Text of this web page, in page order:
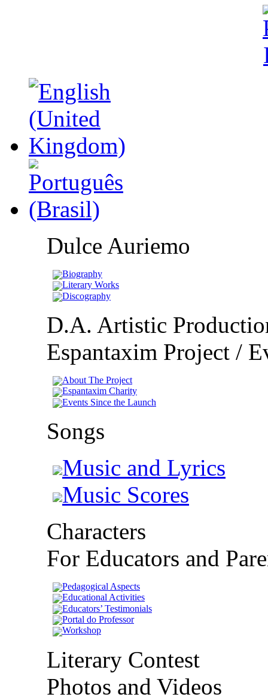
Dulce Auriemo
Biography
Literary Works
Discography
D.A. Artistic
Espantaxim Project /
About The Project
Espantaxim Charity
Events Since the Launch
Songs
Music and Lyrics
Music Scores
Characters
For Educators and
Pedagogical Aspects
Educational Activities
Educators’ Testimonials
Portal do Professor
Workshop
Literary Contest
Photos and Videos